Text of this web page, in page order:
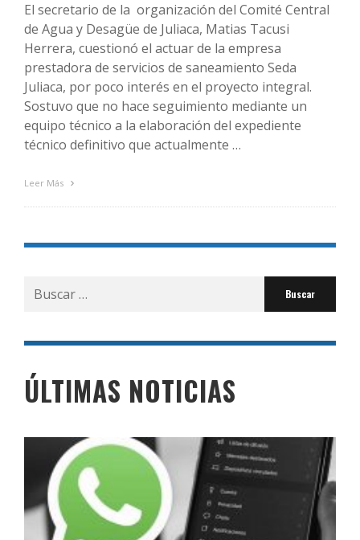
El secretario de la organización del Comité Central
de Agua y Desagüe de Juliaca, Matias Tacusi
Herrera, cuestionó el actuar de la empresa
prestadora de servicios de saneamiento Seda
Juliaca, por poco interés en el proyecto integral.
Sostuvo que no hace seguimiento mediante un
equipo técnico a la elaboración del expediente
técnico definitivo que actualmente …
Leer Más
Buscar
por:
ÚLTIMAS NOTICIAS